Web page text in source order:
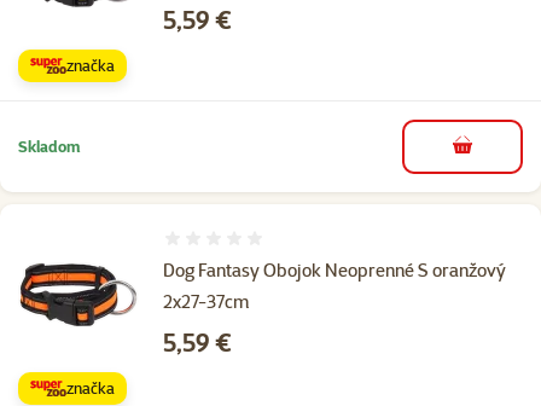
Cena
5,59 €
značka
Skladom do košíka
Dog Fantasy Obojok Neoprenné S oranžový
2x27-37cm
Cena
5,59 €
značka